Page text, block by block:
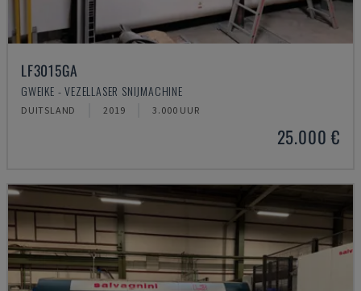
LF3015GA
GWEIKE - VEZELLASER SNIJMACHINE
DUITSLAND 2019 3.000 UUR
25.000 €